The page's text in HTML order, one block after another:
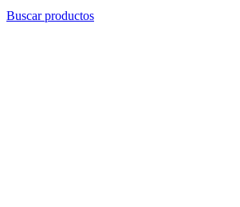
Buscar productos